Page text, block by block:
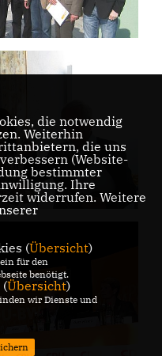
die notwendig
Weiterhin
die uns
(Website-
bestimmter
Ihre
widerrufen. Weitere
(Übersicht)
für den
benötigt.
(Übersicht)
wir Dienste und